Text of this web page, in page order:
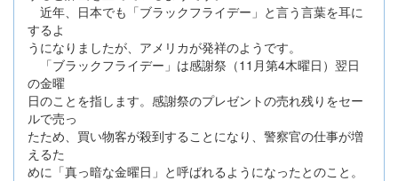
近年、日本でも「ブラックフライデー」と言う言葉を耳に
するよ
うになりましたが、アメリカが発祥のようです。
「ブラックフライデー」は感謝祭（11月第4木曜日）翌日
の金曜
日のことを指します。感謝祭のプレゼントの売れ残りをセー
ルで売っ
たため、買い物客が殺到することになり、警察官の仕事が増
えるた
めに「真っ暗な金曜日」と呼ばれるようになったとのこと。